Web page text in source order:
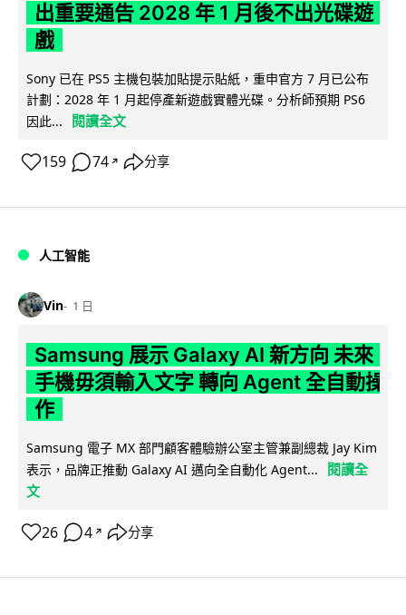
出重要通告 2028 年 1 月後不出光碟遊
戲
Sony 已在 PS5 主機包裝加貼提示貼紙，重申官方 7 月已公布
計劃：2028 年 1 月起停產新遊戲實體光碟。分析師預期 PS6
因此...
閱讀全文
159 74 ↗ 分享
人工智能
Vin 1 日
Samsung 展示 Galaxy AI 新方向 未來
手機毋須輸入文字 轉向 Agent 全自動操
作
Samsung 電子 MX 部門顧客體驗辦公室主管兼副總裁 Jay Kim
表示，品牌正推動 Galaxy AI 邁向全自動化 Agent...
閱讀全
文
26 4 ↗ 分享